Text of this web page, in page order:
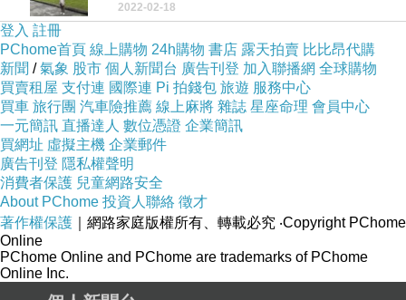
2022-02-18
登入 註冊
PChome首頁 線上購物 24h購物 書店 露天拍賣 比比昂代購
新聞 /氣象 股市 個人新聞台 廣告刊登 加入聯播網 全球購物
買賣租屋 支付連 國際連 Pi 拍錢包 旅遊 服務中心
買車 旅行團 汽車險推薦 線上麻將 雜誌 星座命理 會員中心
一元簡訊 直播達人 數位憑證 企業簡訊
買網址 虛擬主機 企業郵件
廣告刊登 隱私權聲明
消費者保護 兒童網路安全
About PChome 投資人聯絡 徵才
著作權保護 ｜網路家庭版權所有、轉載必究 ‧Copyright PChome
Online
PChome Online and PChome are trademarks of PChome
Online Inc.